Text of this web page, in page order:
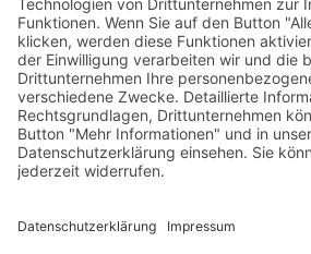
0203 - 3965 710
info@friondo.de
Whatsapp
Mo - Fr von 8 - 17 Uhr
SCHREIBEN SIE UNS